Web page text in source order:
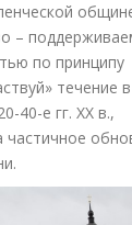
–
по принципу
течение в
40-е гг. ХХ в.,
частичное